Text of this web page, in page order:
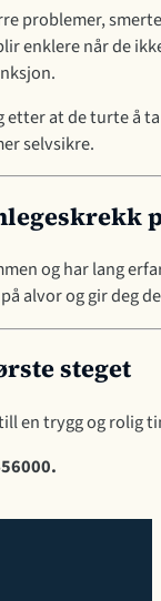
problemer,
enklere når de
at de turte å
selvsikre.
og har lang
alvor og gir deg
steget
en trygg og rolig